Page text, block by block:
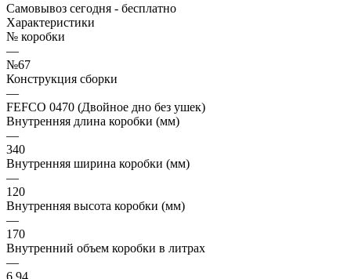
Самовывоз сегодня - бесплатно
Характеристики
№ коробки
—
№67
Конструкция сборки
—
FEFCO 0470 (Двойное дно без ушек)
Внутренняя длина коробки (мм)
—
340
Внутренняя ширина коробки (мм)
—
120
Внутренняя высота коробки (мм)
—
170
Внутренний объем коробки в литрах
—
6.94